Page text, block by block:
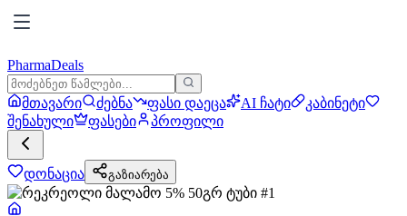
PharmaDeals
მთავარი ძებნა ფასი დაეცა AI ჩატი
კაბინეტი
შენახული
ფასები პროფილი
დონაცია გაზიარება